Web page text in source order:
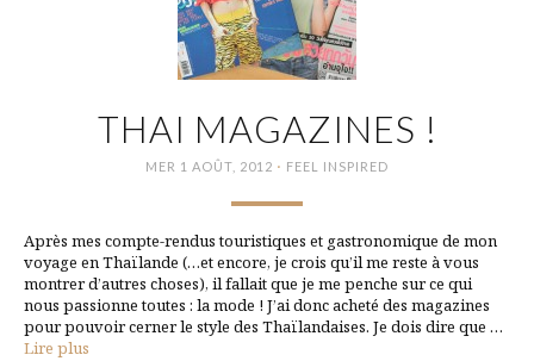
THAI MAGAZINES !
MER 1 AOÛT, 2012 · FEEL INSPIRED
Après mes compte-rendus touristiques et gastronomique de mon
voyage en Thaïlande (…et encore, je crois qu’il me reste à vous
montrer d’autres choses), il fallait que je me penche sur ce qui
nous passionne toutes : la mode ! J’ai donc acheté des magazines
pour pouvoir cerner le style des Thaïlandaises. Je dois dire que …
Lire plus